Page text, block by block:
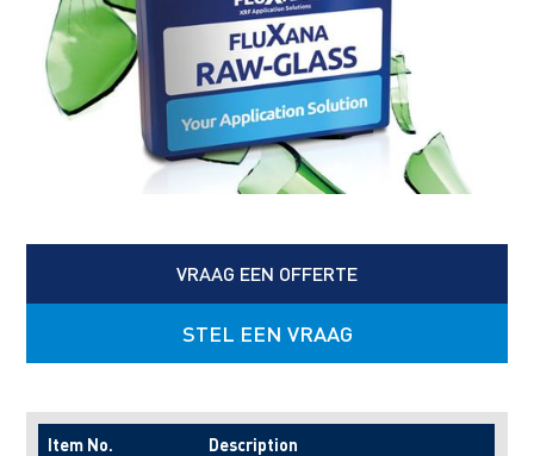
VRAAG EEN OFFERTE
STEL EEN VRAAG
Item No. Description